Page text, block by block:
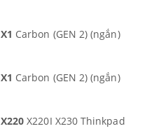
X1 Carbon (GEN 2) (ngắn)
X1 Carbon (GEN 2) (ngắn)
X220 X220I X230 Thinkpad